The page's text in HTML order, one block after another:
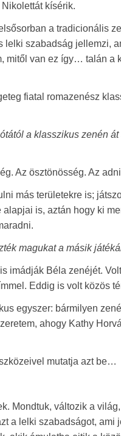
kísérik.
a tradicionális
lelki szabadság jellemzi,
mitől van ez így… talán a
fiatal romazenész
a klasszikus zenén
Az ösztönösség. Az
más területekre is;
is, aztán hogy ki
magukat a másik
imádják Béla zenéjét.
Eddig is volt közös
egyszer: bármilyen
ahogy Kathy
mutatja azt be…
Mondtuk, változik a
a lelki szabadságot,